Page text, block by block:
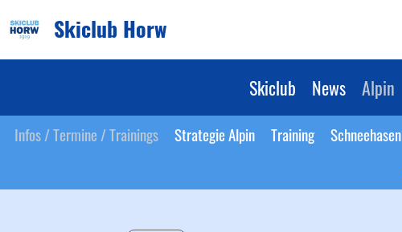
Skiclub Horw
Skiclub News Alpin
Infos / Termine / Trainings Strategie Alpin Training Schneehasen